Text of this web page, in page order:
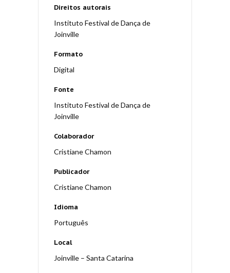
Direitos autorais
Instituto Festival de Dança de
Joinville
Formato
Digital
Fonte
Instituto Festival de Dança de
Joinville
Colaborador
Cristiane Chamon
Publicador
Cristiane Chamon
Idioma
Português
Local
Joinville – Santa Catarina